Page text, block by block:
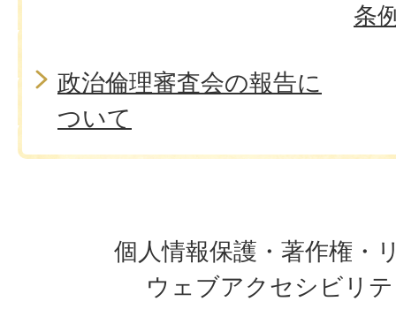
条
政治倫理審査会の報告に
ついて
個人情報保護・著作権・
ウェブアクセシビリ